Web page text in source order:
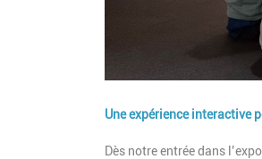
Une expérience interactive
Description
Dès notre entrée dans